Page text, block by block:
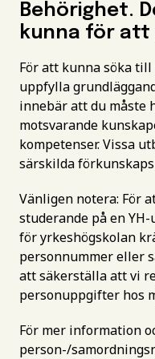
Behörighet.
kunna för att
För att kunna söka
uppfylla
innebär att du måste
motsvarande
kompetenser. Vissa
särskilda
Vänligen notera: För
studerande på en
för yrkeshögskolan
personnummer eller
att säkerställa att vi
personuppgifter hos
För mer information
person-/